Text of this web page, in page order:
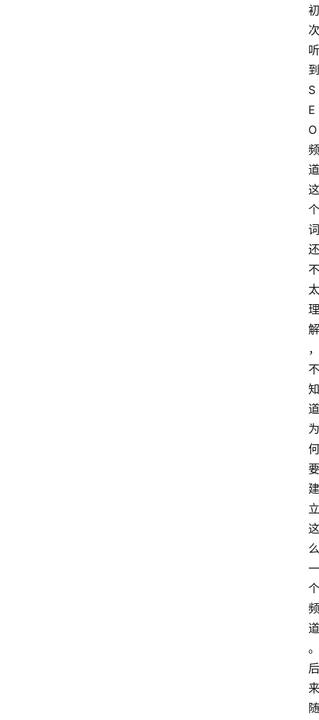
初
次
听
到
S
E
O
频
道
这
个
词
还
不
太
理
解
，
不
知
道
为
何
要
建
立
这
么
一
个
频
道
。
后
来
随